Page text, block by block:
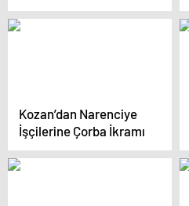
olacak
Kozan’dan Narenciye
İşçilerine Çorba İkramı